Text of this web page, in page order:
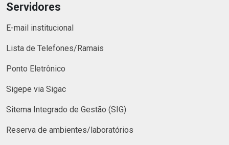
Servidores
E-mail institucional
Lista de Telefones/Ramais
Ponto Eletrônico
Sigepe via Sigac
Sitema Integrado de Gestão (SIG)
Reserva de ambientes/laboratórios